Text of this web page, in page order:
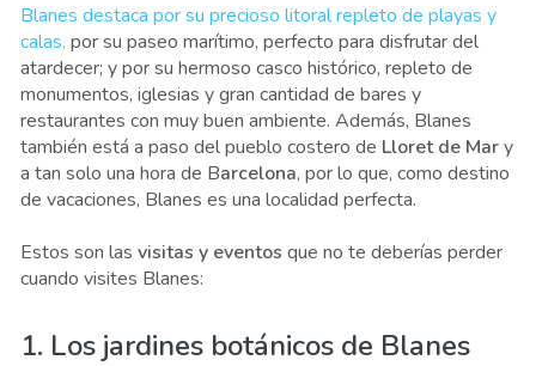
Blanes destaca por su precioso litoral repleto de playas y
calas, por su paseo marítimo, perfecto para disfrutar del
atardecer; y por su hermoso casco histórico, repleto de
monumentos, iglesias y gran cantidad de bares y
restaurantes con muy buen ambiente. Además, Blanes
también está a paso del pueblo costero de Lloret de Mary
a tan solo una hora de Barcelona, por lo que, como destino
de vacaciones, Blanes es una localidad perfecta.
Estos son las visitas y eventos que no te deberías perder
cuando visites Blanes:
1. Los jardines botánicos de Blanes